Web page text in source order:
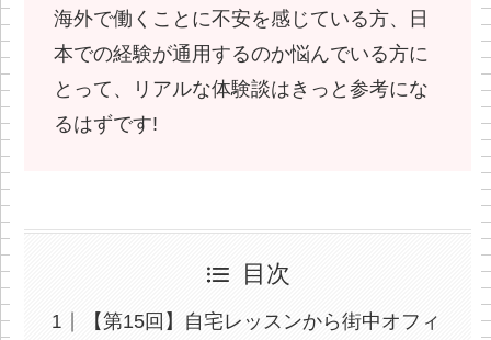
海外で働くことに不安を感じている方、日
本での経験が通用するのか悩んでいる方に
とって、リアルな体験談はきっと参考にな
るはずです!
目次
【第15回】自宅レッスンから街中オフィ